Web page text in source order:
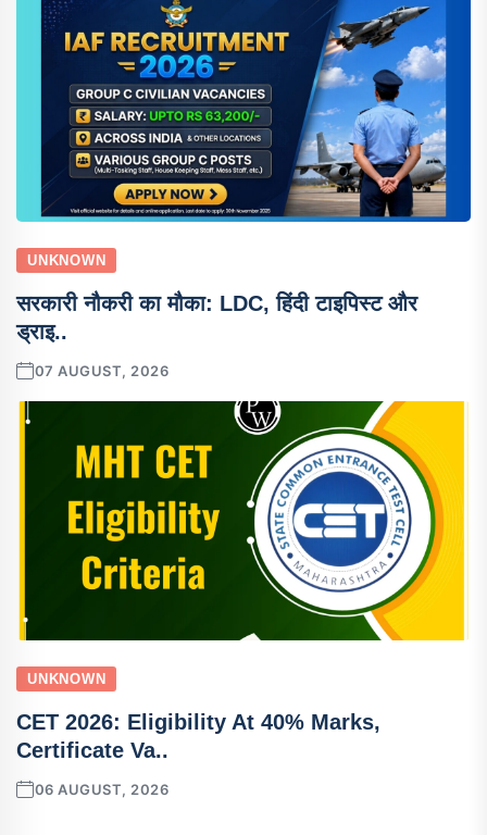
UNKNOWN
सरकारी नौकरी का मौका: LDC, हिंदी टाइपिस्ट और
ड्राइ..
07 AUGUST, 2026
UNKNOWN
CET 2026: Eligibility At 40% Marks,
Certificate Va..
06 AUGUST, 2026